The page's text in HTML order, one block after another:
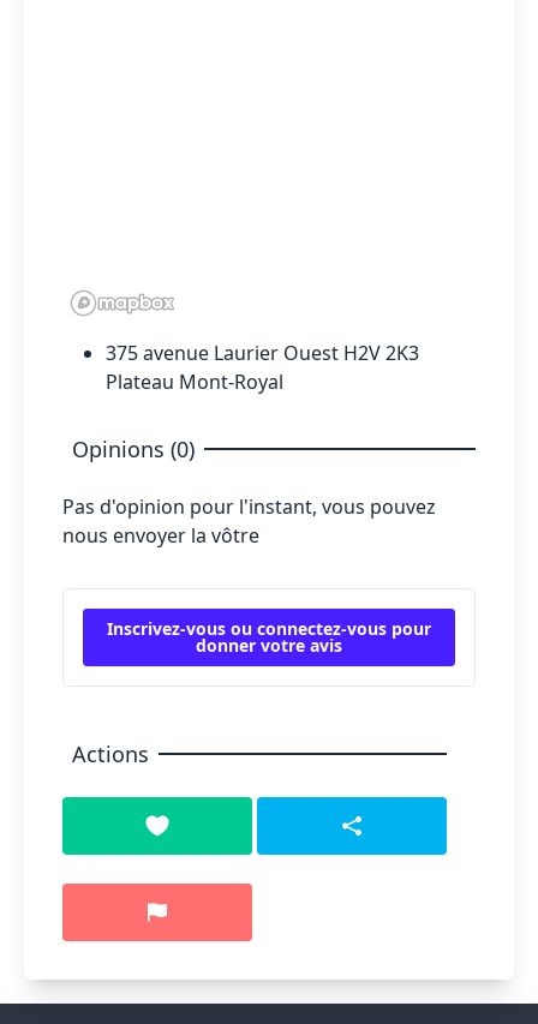
375 avenue Laurier Ouest H2V 2K3
Plateau Mont-Royal
Opinions (0)
Pas d'opinion pour l'instant, vous pouvez
nous envoyer la vôtre
Inscrivez-vous ou connectez-vous pour
donner votre avis
Actions